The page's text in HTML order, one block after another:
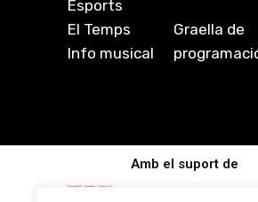
Esports
El Temps
Info musical
Graella de
Amb el suport de